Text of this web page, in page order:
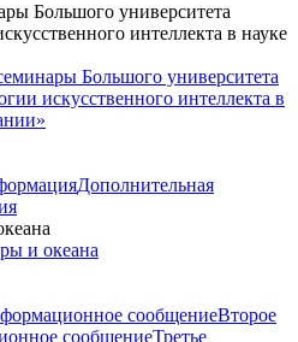
Большого университета
интеллекта в науке
Большого университета
искусственного интеллекта в
Дополнительная
и океана
сообщениеВторое
сообщениеТретье